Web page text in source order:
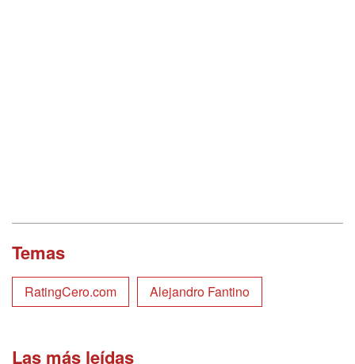
Temas
RatingCero.com Alejandro Fantino
Las más leídas